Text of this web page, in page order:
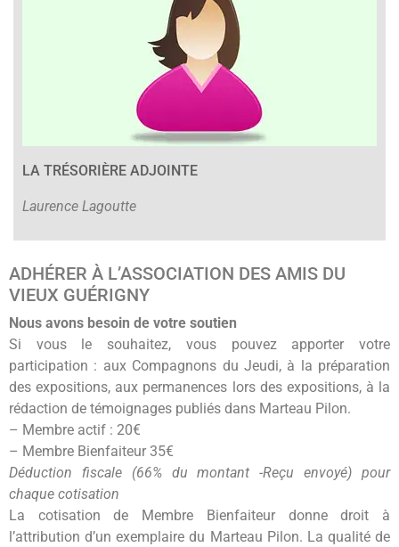
LA TRÉSORIÈRE ADJOINTE
Laurence Lagoutte
ADHÉRER À L’ASSOCIATION DES AMIS DU
VIEUX GUÉRIGNY
Nous avons besoin de votre soutien
Si vous le souhaitez, vous pouvez apporter votre
participation : aux Compagnons du Jeudi, à la préparation
des expositions, aux permanences lors des expositions, à la
rédaction de témoignages publiés dans Marteau Pilon.
– Membre actif : 20€
– Membre Bienfaiteur 35€
Déduction fiscale (66% du montant -Reçu envoyé) pour
chaque cotisation
La cotisation de Membre Bienfaiteur donne droit à
l’attribution d’un exemplaire du Marteau Pilon. La qualité de